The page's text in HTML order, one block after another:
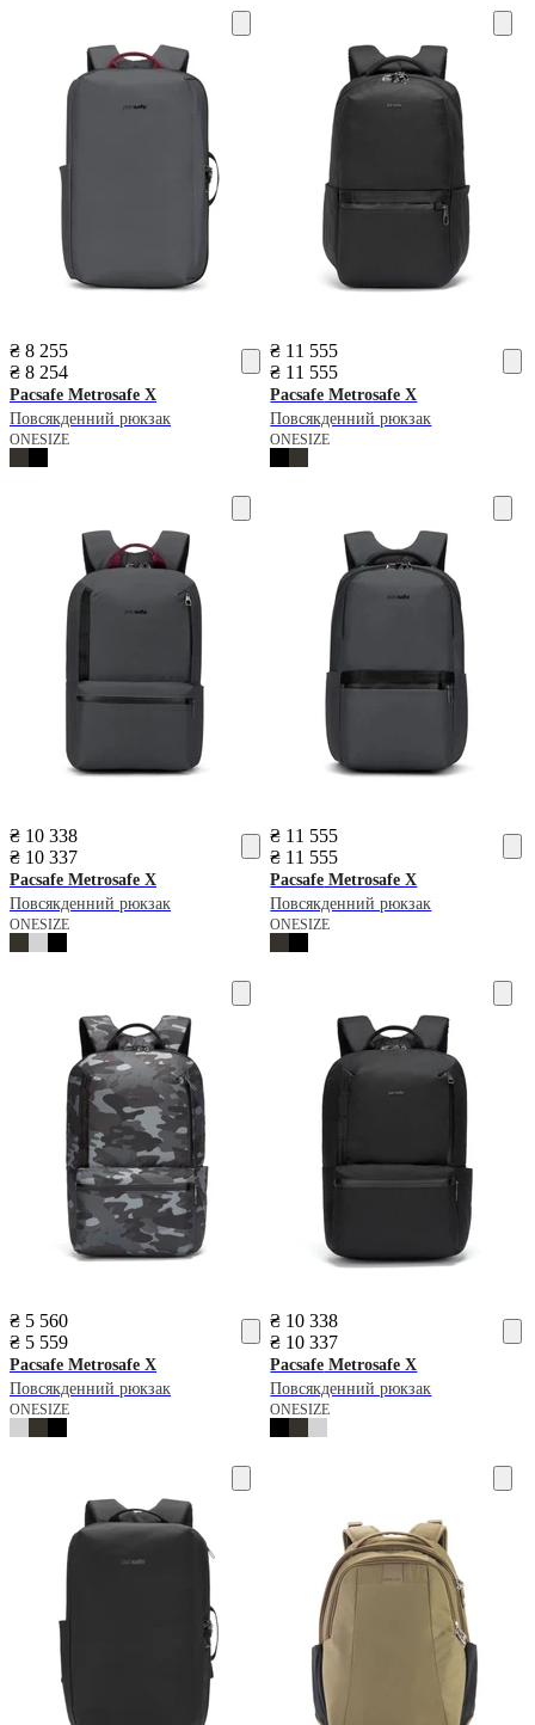
₴ 8 255
₴ 8 254
Pacsafe Metrosafe X
Повсякденний рюкзак
ONESIZE
₴ 11 555
₴ 11 555
Pacsafe Metrosafe X
Повсякденний рюкзак
ONESIZE
₴ 10 338
₴ 10 337
Pacsafe Metrosafe X
Повсякденний рюкзак
ONESIZE
₴ 11 555
₴ 11 555
Pacsafe Metrosafe X
Повсякденний рюкзак
ONESIZE
₴ 5 560
₴ 5 559
Pacsafe Metrosafe X
Повсякденний рюкзак
ONESIZE
₴ 10 338
₴ 10 337
Pacsafe Metrosafe X
Повсякденний рюкзак
ONESIZE